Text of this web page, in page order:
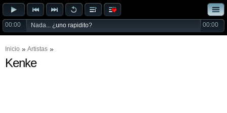
00:00 Nada... ¿uno rapidito? 00:00
Inicio Artistas
Kenke